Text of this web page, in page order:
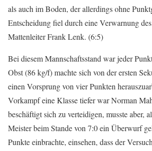
als auch im Boden, der allerdings ohne
Entscheidung fiel durch eine Verwarnung
Mattenleiter Frank Lenk. (6:5)
Bei diesem Mannschaftsstand war jeder
Obst (86 kg/f) machte sich von der ersten
einen Vorsprung von vier Punkten
Vorkampf eine Klasse tiefer war Norman
beschäftigt sich zu verteidigen, musste aber,
Meister beim Stande von 7:0 ein Überwurf
Punkte einbrachte, einsehen, dass der